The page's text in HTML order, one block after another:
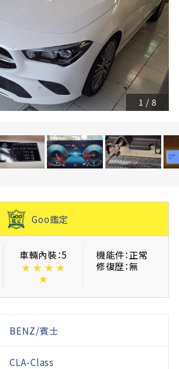
1 / 8
Goo鑑定
車輛內裝：5
★ ★ ★ ★
★
機能件：正常
修復歴：無
BENZ/賓士
CLA-Class